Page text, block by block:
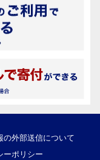
の外部送信について
ーポリシー